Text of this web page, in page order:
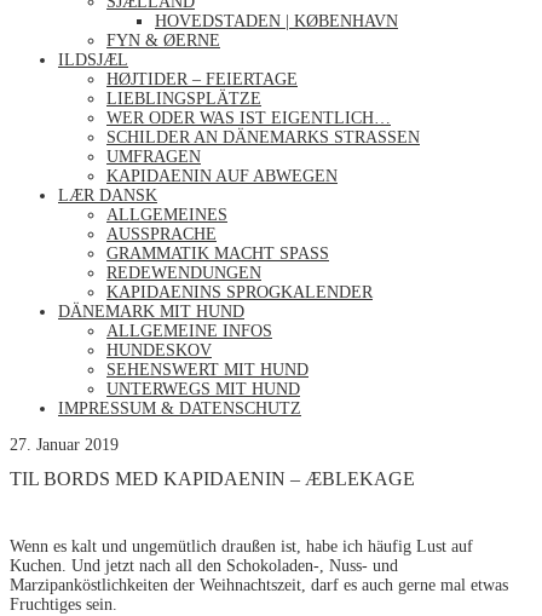
HOVEDSTADEN | KØBENHAVN
FYN & ØERNE
ILDSJÆL
HØJTIDER – FEIERTAGE
LIEBLINGSPLÄTZE
WER ODER WAS IST EIGENTLICH…
SCHILDER AN DÄNEMARKS STRASSEN
UMFRAGEN
KAPIDAENIN AUF ABWEGEN
LÆR DANSK
ALLGEMEINES
AUSSPRACHE
GRAMMATIK MACHT SPASS
REDEWENDUNGEN
KAPIDAENINS SPROGKALENDER
DÄNEMARK MIT HUND
ALLGEMEINE INFOS
HUNDESKOV
SEHENSWERT MIT HUND
UNTERWEGS MIT HUND
IMPRESSUM & DATENSCHUTZ
27. Januar 2019
TIL BORDS MED KAPIDAENIN – ÆBLEKAGE
Wenn es kalt und ungemütlich draußen ist, habe ich häufig Lust auf
Kuchen. Und jetzt nach all den Schokoladen-, Nuss- und
Marzipanköstlichkeiten der Weihnachtszeit, darf es auch gerne mal etwas
Fruchtiges sein.